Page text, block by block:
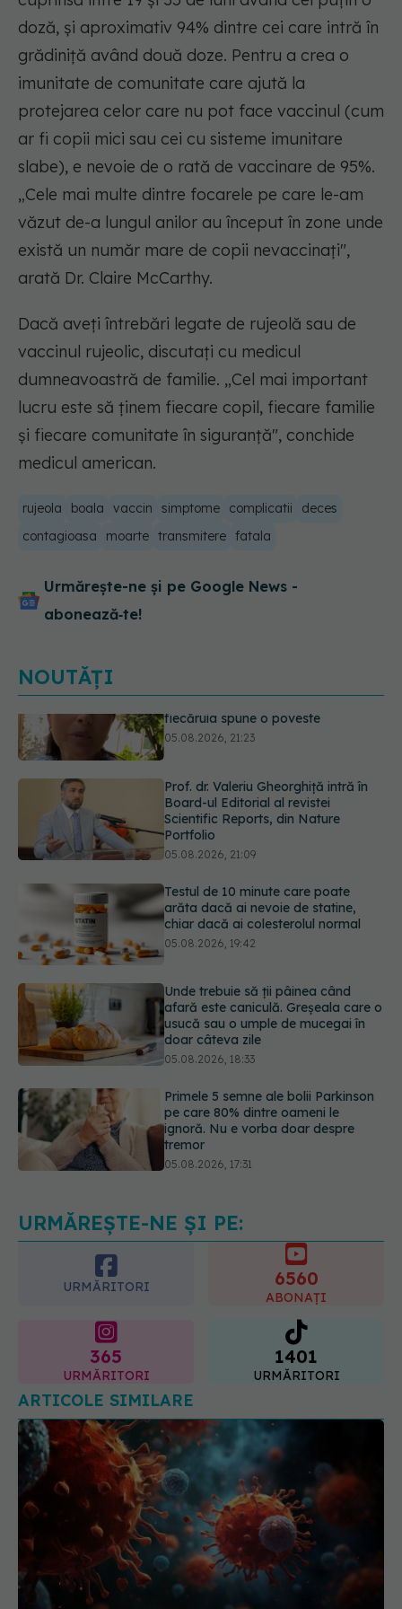
doză, și aproximativ 94% dintre cei care intră în
grădiniță având două doze. Pentru a crea o
imunitate de comunitate care ajută la
protejarea celor care nu pot face vaccinul (cum
ar fi copii mici sau cei cu sisteme imunitare
slabe), e nevoie de o rată de vaccinare de 95%.
„Cele mai multe dintre focarele pe care le-am
văzut de-a lungul anilor au început în zone unde
există un număr mare de copii nevaccinați",
arată Dr. Claire McCarthy.
Dacă aveți întrebări legate de rujeolă sau de
vaccinul rujeolic, discutați cu medicul
dumneavoastră de familie. „Cel mai important
lucru este să ținem fiecare copil, fiecare familie
și fiecare comunitate în siguranță", conchide
medicul american.
rujeola boala vaccin simptome complicatii
deces
contagioasa
moarte transmitere fatala
Urmărește-ne și pe Google News -
abonează‑te!
NOUTĂȚI
Prof. dr. Valeriu Gheorghiță intră în
Portfolio
05.08.2026, 21:09
arăta dacă ai nevoie de statine,
05.08.2026, 19:42
Unde trebuie să ții pâinea când
doar câteva zile
05.08.2026, 18:33
pe care 80% dintre oameni le
tremor
05.08.2026, 17:31
respect și acceptare: Corpul
URMĂREȘTE-NE ȘI PE:
URMĂRITORI 6560
ABONAȚI
365
URMĂRITORI
1401
URMĂRITORI
ARTICOLE SIMILARE